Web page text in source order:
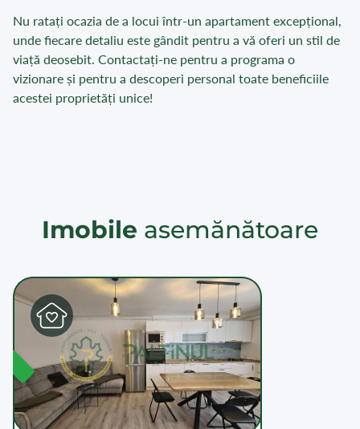
Nu ratați ocazia de a locui într-un apartament excepțional,
unde fiecare detaliu este gândit pentru a vă oferi un stil de
viață deosebit. Contactați-ne pentru a programa o
vizionare și pentru a descoperi personal toate beneficiile
acestei proprietăți unice!
Imobile asemănătoare